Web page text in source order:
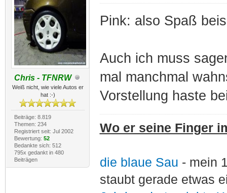
Chris - TFNRW
Weiß nicht, wie viele Autos er
hat :-)
Beiträge: 8.819
Themen: 234
Registriert seit: Jul 2002
Bewertung: 52
Bedankte sich: 512
795x gedankt in 480
Beiträgen
Pink: also Spaß
Auch ich muss
mal manchmal
Vorstellung haste
Wo er seine Finger
die blaue Sau - mein
staubt gerade etwas